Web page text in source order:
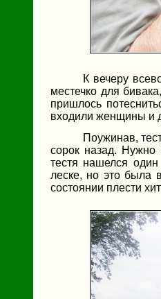
К вечеру
местечко для
пришлось
входили женщины и
Поужинав,
сорок назад. Нужно
тестя нашелся
леске, но это была
состоянии плести